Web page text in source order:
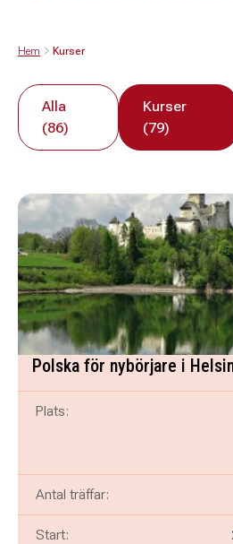
Hem Kurser
Alla
(86)
Kurser
(79)
Polska för nybörjare i
Plats:
Antal träffar:
Start: